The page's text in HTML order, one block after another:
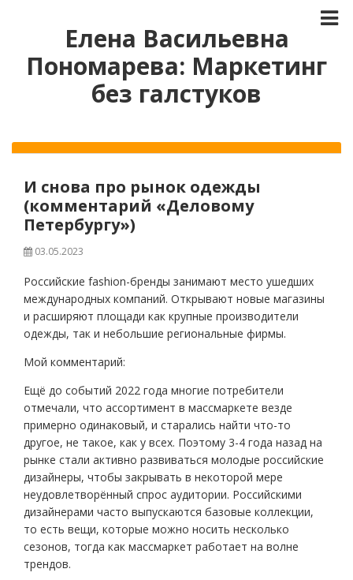
Елена Васильевна
Пономарева: Маркетинг
без галстуков
И снова про рынок одежды
(комментарий «Деловому
Петербургу»)
03.05.2023
Российские fashion-бренды занимают место ушедших
международных компаний. Открывают новые магазины
и расширяют площади как крупные производители
одежды, так и небольшие региональные фирмы.
Мой комментарий:
Ещё до событий 2022 года многие потребители
отмечали, что ассортимент в массмаркете везде
примерно одинаковый, и старались найти что-то
другое, не такое, как у всех. Поэтому 3-4 года назад на
рынке стали активно развиваться молодые российские
дизайнеры, чтобы закрывать в некоторой мере
неудовлетворённый спрос аудитории. Российскими
дизайнерами часто выпускаются базовые коллекции,
то есть вещи, которые можно носить несколько
сезонов, тогда как массмаркет работает на волне
трендов.